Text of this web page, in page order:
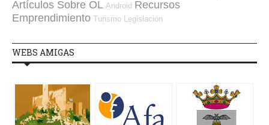
Artículos Sobre OL Android Recursos
Emprendimiento Turismo Legislación
WEBS AMIGAS